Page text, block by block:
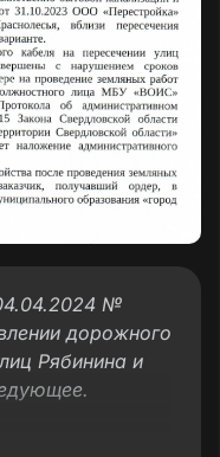
№
дорожного
Рябинина и